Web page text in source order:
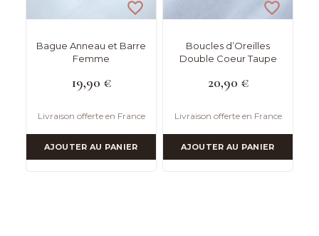
Bague Anneau et Barre
Femme
19,90 €
Livraison offerte en France
AJOUTER AU PANIER
Boucles d’Oreilles
Double Coeur Taupe
20,90 €
Livraison offerte en France
AJOUTER AU PANIER